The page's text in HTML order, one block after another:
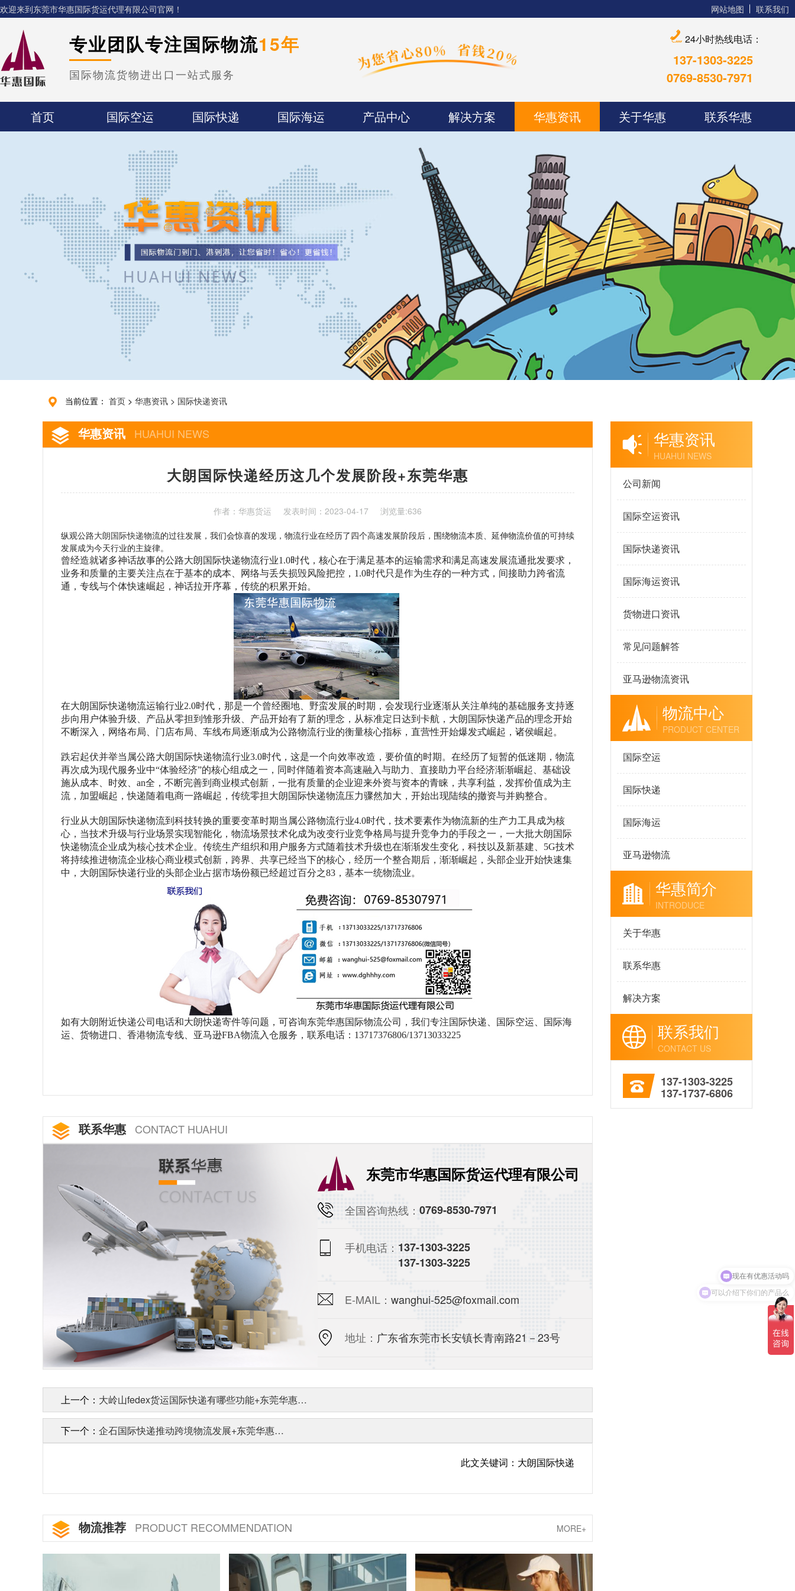
欢迎来到东莞市华惠国际货运代理有限公司官网！ 网站地图 联系我们
专业团队专注国际物流15年
国际物流货物进出口一站式服务
24小时热线电话：
137-1303-3225
0769-8530-7971
首页 国际空运 国际快递 国际海运 产品中心 解决方案 华惠资讯 关于华惠 联系华惠
当前位置： 首页 > 华惠资讯 > 国际快递资讯
华惠资讯 HUAHUI NEWS
大朗国际快递经历这几个发展阶段+东莞华惠
作者：华惠货运 发表时间：2023-04-17 浏览量:636
纵观公路大朗国际快递物流的过往发展，我们会惊喜的发现，物流行业在经历了四个高速发展阶段后，围绕物流本质、延伸物流价值的可持续
发展成为今天行业的主旋律。
曾经造就诸多神话故事的公路大朗国际快递物流行业1.0时代，核心在于满足基本的运输需求和满足高速发展流通批发要求，
业务和质量的主要关注点在于基本的成本、网络与丢失损毁风险把控，1.0时代只是作为生存的一种方式，间接助力跨省流
通，专线与个体快速崛起，神话拉开序幕，传统的积累开始。
在大朗国际快递物流运输行业2.0时代，那是一个曾经圈地、野蛮发展的时期，会发现行业逐渐从关注单纯的基础服务支持逐
步向用户体验升级、产品从零担到雏形升级、产品开始有了新的理念，从标准定日达到卡航，大朗国际快递产品的理念开始
不断深入，网络布局、门店布局、车线布局逐渐成为公路物流行业的衡量核心指标，直营性开始爆发式崛起，诸侯崛起。
跌宕起伏并举当属公路大朗国际快递物流行业3.0时代，这是一个向效率改造，要价值的时期。在经历了短暂的低迷期，物流
再次成为现代服务业中“体验经济”的核心组成之一，同时伴随着资本高速融入与助力、直接助力平台经济渐渐崛起、基础设
施从成本、时效、an全，不断完善到商业模式创新，一批有质量的企业迎来外资与资本的青睐，共享利益，发挥价值成为主
流，加盟崛起，快递随着电商一路崛起，传统零担大朗国际快递物流压力骤然加大，开始出现陆续的撤资与并购整合。
行业从大朗国际快递物流到科技转换的重要变革时期当属公路物流行业4.0时代，技术要素作为物流新的生产力工具成为核
心，当技术升级与行业场景实现智能化，物流场景技术化成为改变行业竞争格局与提升竞争力的手段之一，一大批大朗国际
快递物流企业成为核心技术企业。传统生产组织和用户服务方式随着技术升级也在渐渐发生变化，科技以及新基建、5G技术
将持续推进物流企业核心商业模式创新，跨界、共享已经当下的核心，经历一个整合期后，渐渐崛起，头部企业开始快速集
中，大朗国际快递行业的头部企业占据市场份额已经超过百分之83，基本一统物流业。
如有大朗附近快递公司电话和大朗快递寄件等问题，可咨询东莞华惠国际物流公司，我们专注国际快递、国际空运、国际海
运、货物进口、香港物流专线、亚马逊FBA物流入仓服务，联系电话：13717376806/13713033225
联系华惠 CONTACT HUAHUI
东莞市华惠国际货运代理有限公司
全国咨询热线： 0769-8530-7971
手机电话： 137-1303-3225
137-1303-3225
E-MAIL： wanghui-525@foxmail.com
地址： 广东省东莞市长安镇长青南路21－23号
上一个： 大岭山fedex货运国际快递有哪些功能+东莞华惠…
下一个： 企石国际快递推动跨境物流发展+东莞华惠…
此文关键词：大朗国际快递
物流推荐 PRODUCT RECOMMENDATION MORE+
华惠资讯
HUAHUI NEWS
公司新闻
国际空运资讯
国际快递资讯
国际海运资讯
货物进口资讯
常见问题解答
亚马逊物流资讯
物流中心
PRODUCT CENTER
国际空运
国际快递
国际海运
亚马逊物流
华惠简介
INTRODUCE
关于华惠
联系华惠
解决方案
联系我们
CONTACT US
137-1303-3225
137-1737-6806